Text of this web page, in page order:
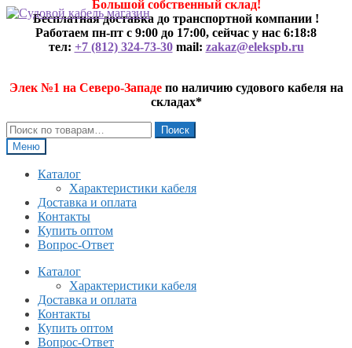
Перейти
навигации
Перейти
содержимому
Большой собственный склад!
Бесплатная доставка до транспортной компании !
Работаем пн-пт с 9:00 до 17:00, сейчас у нас 6:18:8
тел: +7 (812) 324-73-30mail: zakaz@elekspb.ru
Элек №1 на Северо-Западепо наличию судового кабеля на
складах*
Искать:
Поиск
Меню
Каталог
Характеристики кабеля
Доставка и оплата
Контакты
Купить оптом
Вопрос-Ответ
Каталог
Характеристики кабеля
Доставка и оплата
Контакты
Купить оптом
Вопрос-Ответ